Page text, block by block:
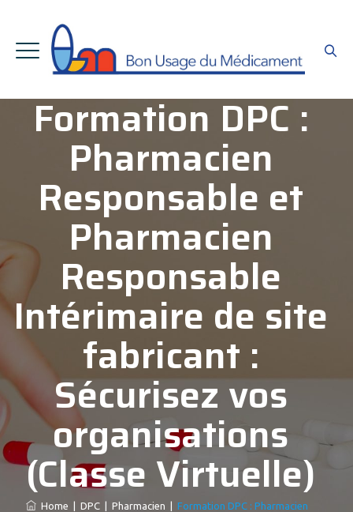
Formation DPC :
Pharmacien
Responsable et
Pharmacien
Responsable
Intérimaire de site
fabricant :
Sécurisez vos
organisations
(Classe Virtuelle)
Home DPC| Pharmacien
Formation DPC : Pharmacien